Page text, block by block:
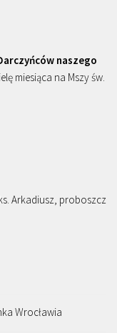
naszego
miesiąca na Mszy św.
Arkadiusz, proboszcz
Wrocławia